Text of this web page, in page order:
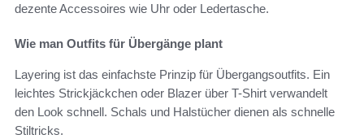
dezente Accessoires wie Uhr oder Ledertasche.
Wie man Outfits für Übergänge plant
Layering ist das einfachste Prinzip für Übergangsoutfits. Ein
leichtes Strickjäckchen oder Blazer über T-Shirt verwandelt
den Look schnell. Schals und Halstücher dienen als schnelle
Stiltricks.